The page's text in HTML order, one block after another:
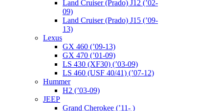
Land Cruiser (Prado) J12 (’02-
09)
Land Cruiser (Prado) J15 (’09-
13)
Lexus
GX 460 (’09-13)
GX 470 (’01-09)
LS 430 (XF30) (’03-09)
LS 460 (USF 40/41) (’07-12)
Hummer
H2 (’03-09)
JEEP
Grand Cherokee (’11- )